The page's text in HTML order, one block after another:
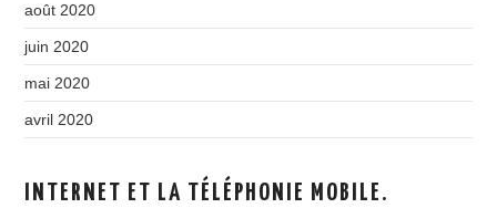
août 2020
juin 2020
mai 2020
avril 2020
INTERNET ET LA TÉLÉPHONIE MOBILE.